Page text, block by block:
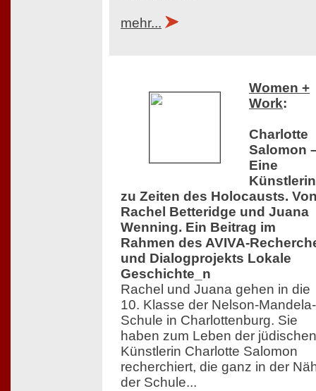
mehr...
Women +
Work:
Charlotte
Salomon
Eine
Künstlerin
zu Zeiten des Holocausts.
Rachel Betteridge und Juana
Wenning. Ein Beitrag im
Rahmen des AVIVA-
und Dialogprojekts Lokale
Geschichte_n
Rachel und Juana gehen in die
10. Klasse der Nelson-Mandela-
Schule in Charlottenburg. Sie
haben zum Leben der jüdischen
Künstlerin Charlotte Salomon
recherchiert, die ganz in der
der Schule...